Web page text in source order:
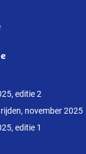
editie 2
november 2025
editie 1